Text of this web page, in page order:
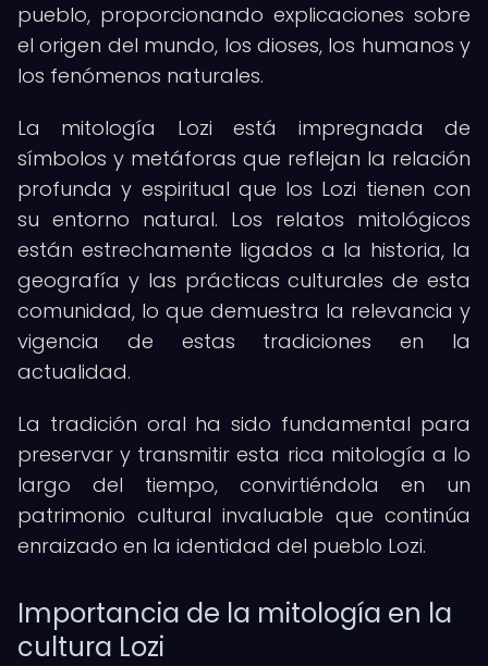
pueblo, proporcionando explicaciones sobre
el origen del mundo, los dioses, los humanos y
los fenómenos naturales.
La mitología Lozi está impregnada de
símbolos y metáforas que reflejan la relación
profunda y espiritual que los Lozi tienen con
su entorno natural. Los relatos mitológicos
están estrechamente ligados a la historia, la
geografía y las prácticas culturales de esta
comunidad, lo que demuestra la relevancia y
vigencia de estas tradiciones en la
actualidad.
La tradición oral ha sido fundamental para
preservar y transmitir esta rica mitología a lo
largo del tiempo, convirtiéndola en un
patrimonio cultural invaluable que continúa
enraizado en la identidad del pueblo Lozi.
Importancia de la mitología en la
cultura Lozi